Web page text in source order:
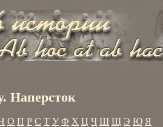
Наперсток
О П Р С Т У Ф Х Ц Ч Ш Щ Э Ю Я